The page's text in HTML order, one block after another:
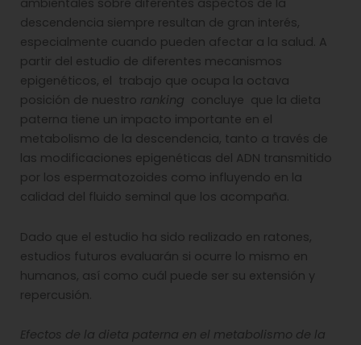
ambientales sobre diferentes aspectos de la
descendencia siempre resultan de gran interés,
especialmente cuando pueden afectar a la salud. A
partir del estudio de diferentes mecanismos
epigenéticos, el trabajo que ocupa la octava
posición de nuestro ranking concluye que la dieta
paterna tiene un impacto importante en el
metabolismo de la descendencia, tanto a través de
las modificaciones epigenéticas del ADN transmitido
por los espermatozoides como influyendo en la
calidad del fluido seminal que los acompaña.
Dado que el estudio ha sido realizado en ratones,
estudios futuros evaluarán si ocurre lo mismo en
humanos, así como cuál puede ser su extensión y
repercusión.
Efectos de la dieta paterna en el metabolismo de la